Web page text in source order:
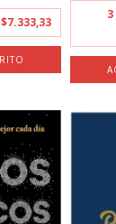
$7.333,33
3